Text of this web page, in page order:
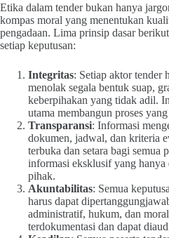
Etika dalam tender bukan hanya
kompas moral yang menentukan
pengadaan. Lima prinsip dasar
setiap keputusan:
Integritas: Setiap aktor tender
menolak segala bentuk suap,
keberpihakan yang tidak adil.
utama membangun proses
Transparansi: Informasi
dokumen, jadwal, dan kriteria
terbuka dan setara bagi semua
informasi eksklusif yang hanya
pihak.
Akuntabilitas: Semua
harus dapat
administratif, hukum, dan
terdokumentasi dan dapat